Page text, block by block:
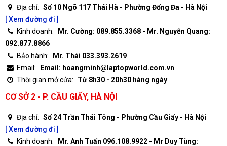
Địa chỉ: Số 10 Ngõ 117 Thái Hà - Phường Đống Đa - Hà Nội
[ Xem đường đi ]
Kinh doanh:
Mr. Cường: 089.855.3368 - Mr. Nguyễn Quang:
092.877.8866
Bảo hành:
Mr. Thái 033.393.2619
Email:
Email: hoangminh@laptopworld.com.vn
Thời gian mở cửa:
Từ 8h30 - 20h30 hàng ngày
CƠ SỞ 2 - P. CẦU GIẤY, HÀ NỘI
Địa chỉ: Số 24 Trần Thái Tông - Phường Cầu Giấy - Hà Nội
[ Xem đường đi ]
Kinh doanh:
Mr. Anh Tuấn 096.108.9922 - Mr Duy Tùng: